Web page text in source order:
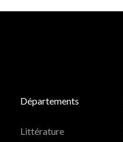
Départements
Littérature